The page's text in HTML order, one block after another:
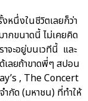
หนึ่งในชีวิตเลยก็ว่า
กขนาดนี้ ไม่เคยคิด
าจะอยู่บนเวทีนี้ และ
เลยถ้าขาดพี่ๆ สปอน
, The Concert
กัด (มหาชน) ที่ทำให้